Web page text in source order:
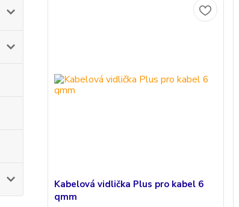
Kabelová vidlička Plus pro kabel 6
qmm